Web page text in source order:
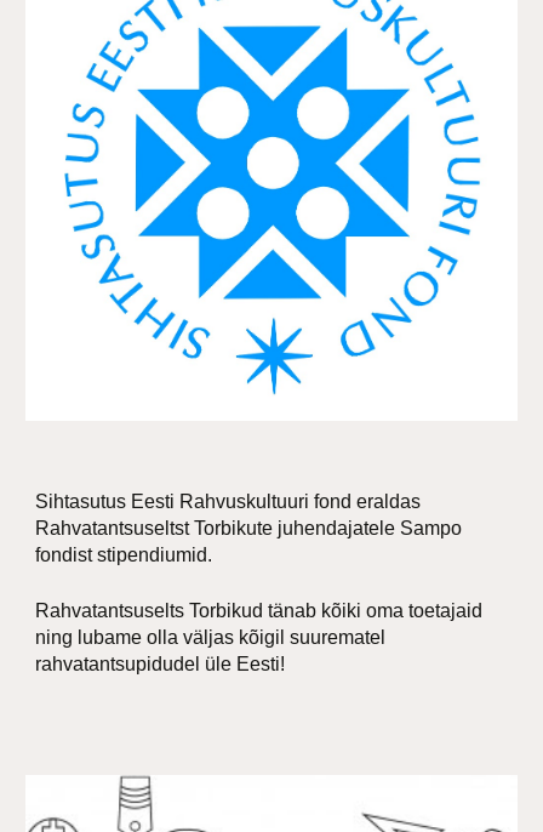
Sihtasutus Eesti Rahvuskultuuri fond eraldas
Rahvatantsuseltst Torbikute juhendajatele Sampo
fondist stipendiumid.
Rahvatantsuselts Torbikud tänab kõiki oma toetajaid
ning lubame olla väljas kõigil suurematel
rahvatantsupidudel üle Eesti!